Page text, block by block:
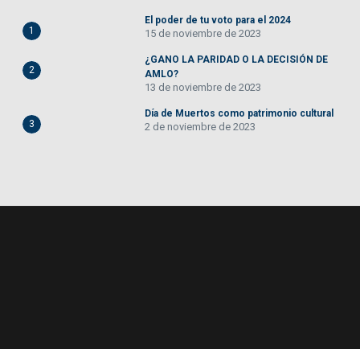
1
El poder de tu voto para el 2024
15 de noviembre de 2023
2
¿GANO LA PARIDAD O LA DECISIÓN DE
AMLO?
13 de noviembre de 2023
3
Día de Muertos como patrimonio cultural
2 de noviembre de 2023